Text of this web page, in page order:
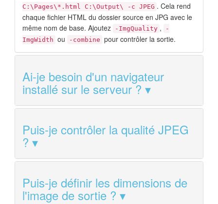
C:\Pages\*.html C:\Output\ -c JPEG . Cela rend
chaque fichier HTML du dossier source en JPG avec le
même nom de base. Ajoutez
-ImgQuality ,
-
ImgWidth ou -combine pour contrôler la sortie.
Ai-je besoin d'un navigateur
installé sur le serveur ?
Puis-je contrôler la qualité JPEG
?
Puis-je définir les dimensions de
l'image de sortie ?